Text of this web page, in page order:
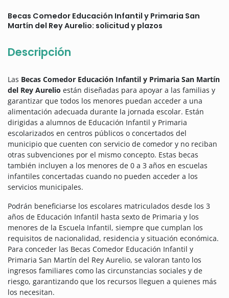
Becas Comedor Educación Infantil y Primaria San
Martín del Rey Aurelio: solicitud y plazos
Descripción
Las Becas Comedor Educación Infantil y Primaria San Martín
del Rey Aurelio están diseñadas para apoyar a las familias y
garantizar que todos los menores puedan acceder a una
alimentación adecuada durante la jornada escolar. Están
dirigidas a alumnos de Educación Infantil y Primaria
escolarizados en centros públicos o concertados del
municipio que cuenten con servicio de comedor y no reciban
otras subvenciones por el mismo concepto. Estas becas
también incluyen a los menores de 0 a 3 años en escuelas
infantiles concertadas cuando no pueden acceder a los
servicios municipales.
Podrán beneficiarse los escolares matriculados desde los 3
años de Educación Infantil hasta sexto de Primaria y los
menores de la Escuela Infantil, siempre que cumplan los
requisitos de nacionalidad, residencia y situación económica.
Para conceder las Becas Comedor Educación Infantil y
Primaria San Martín del Rey Aurelio, se valoran tanto los
ingresos familiares como las circunstancias sociales y de
riesgo, garantizando que los recursos lleguen a quienes más
los necesitan.